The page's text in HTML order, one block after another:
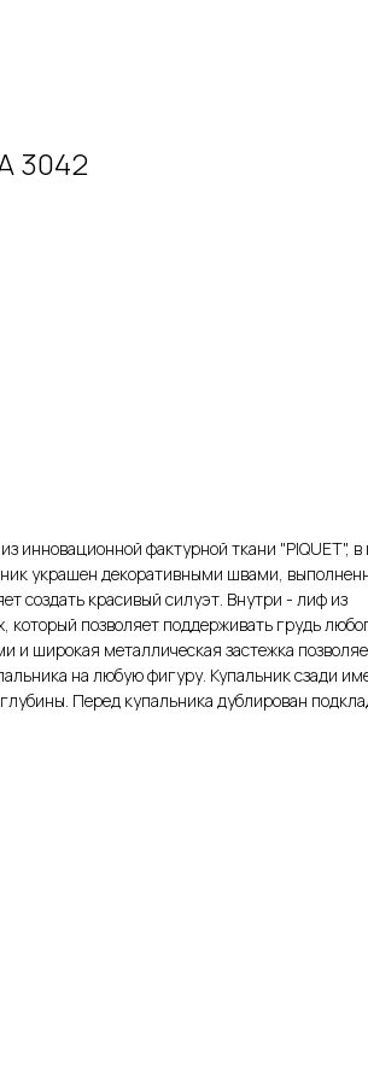
3042
инновационной фактурной ткани "PIQUET", в
украшен декоративными швами,
создать красивый силуэт. Внутри - лиф из
который позволяет поддерживать грудь
и широкая металлическая застежка
на любую фигуру. Купальник сзади
Перед купальника дублирован